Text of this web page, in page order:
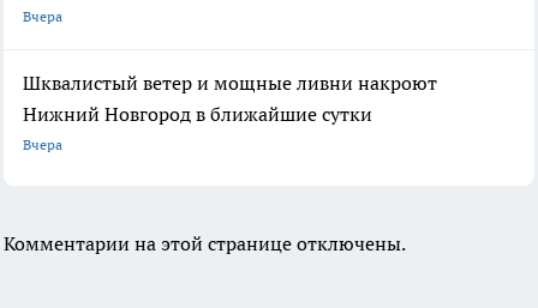
Вчера
Шквалистый ветер и мощные ливни накроют
Нижний Новгород в ближайшие сутки
Вчера
Комментарии на этой странице отключены.